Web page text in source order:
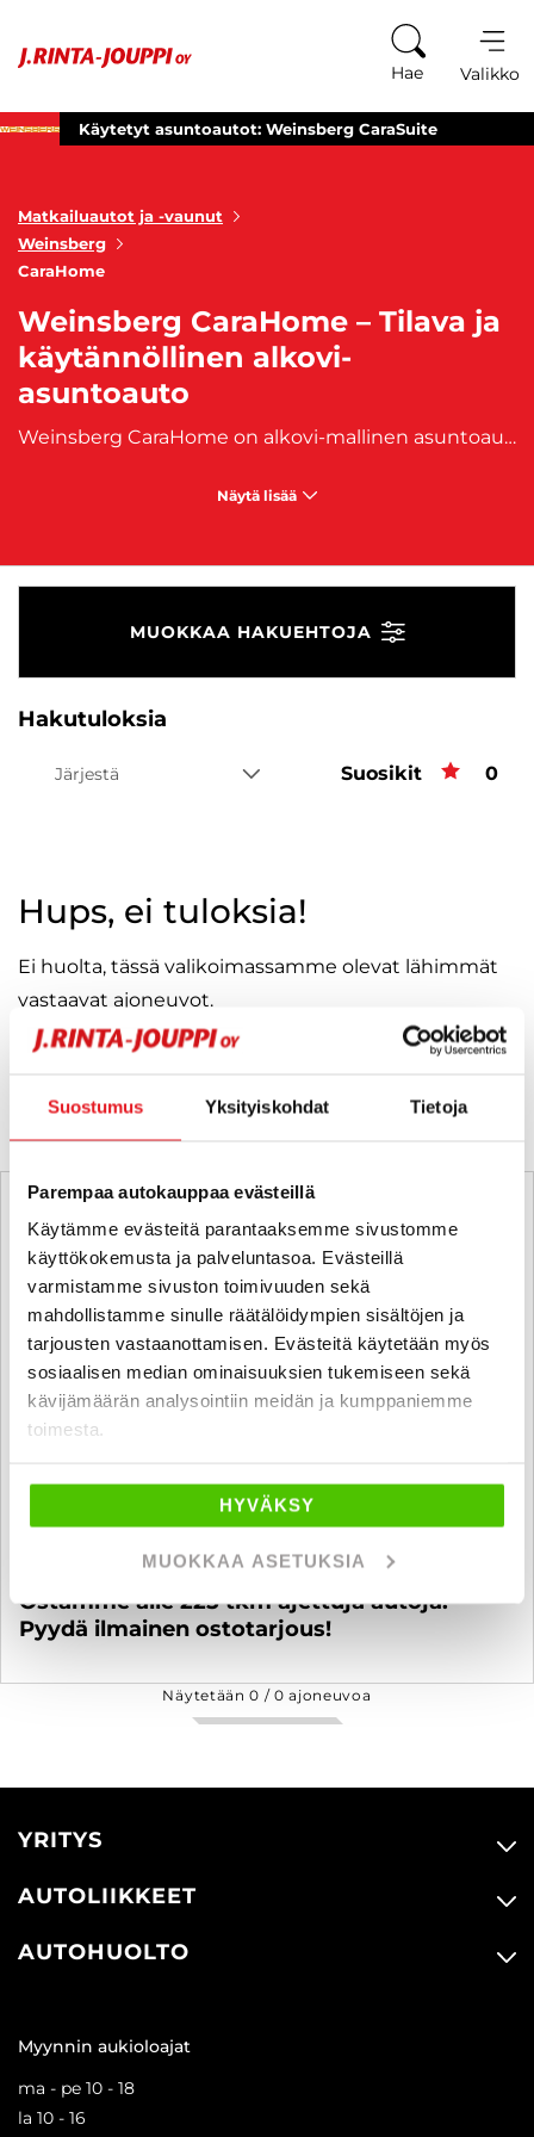
Suostumus Yksityiskohdat Tietoja
Parempaa autokauppaa evästeillä
Käytämme evästeitä parantaaksemme sivustomme
käyttökokemusta ja palveluntasoa. Evästeillä
varmistamme sivuston toimivuuden sekä
mahdollistamme sinulle räätälöidympien sisältöjen ja
tarjousten vastaanottamisen. Evästeitä käytetään myös
sosiaalisen median ominaisuuksien tukemiseen sekä
kävijämäärän analysointiin meidän ja kumppaniemme
toimesta.
HYVÄKSY
MUOKKAA ASETUKSIA
Hae Valikko
Käytetyt asuntoautot: Weinsberg CaraSuite
Matkailuautot ja -vaunut
Weinsberg
CaraHome
Weinsberg CaraHome – Tilava ja
käytännöllinen alkovi-
asuntoauto
Weinsberg CaraHome on alkovi-mallinen asuntoauto, joka tarjoaa tilaa ja mukavuutta koko perheelle. Sen älykkäästi suunniteltu pohjaratkaisu yhdistää viihtyisän makuutilan, toimivan oleskelualueen ja runsaasti säilytystilaa, jotta matkailu sujuu vaivattomasti ja mukavasti. CaraHome on täydellinen valinta perheille, jotka arvostavat käytännöllisyyttä, turvallisuutta ja kodinomaista tunnelmaa tien päällä. Alkovessa sijaitseva tilava makuuhuone tarjoaa perheelle rauhallisen nukkumispaikan, kun taas keittiö ja oleskelutila ovat suunniteltu yhdessä arkea ja lomailua ajatellen. CaraHome sopii niin viikonloppureissuille kuin pidemmille lomamatkoille, tarjoten joustavuutta ja mukavuutta kaikissa tilanteissa.
Näytä lisää
MUOKKAA HAKUEHTOJA
Hakutuloksia
Järjestä Suosikit 0
Hups, ei tuloksia!
Ei huolta, tässä valikoimassamme olevat lähimmät
vastaavat ajoneuvot.
Ostamme alle 225 tkm ajettuja autoja.
Pyydä ilmainen ostotarjous!
Näytetään0 /0 ajoneuvoa
YRITYS
AUTOLIIKKEET
AUTOHUOLTO
Myynnin aukioloajat
ma - pe 10 - 18
la 10 - 16